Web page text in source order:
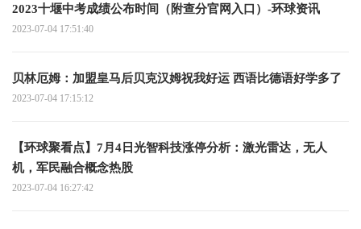
2023十堰中考成绩公布时间（附查分官网入口）-环球资讯
2023-07-04 17:51:40
贝林厄姆：加盟皇马后贝克汉姆祝我好运 西语比德语好学多了
2023-07-04 17:15:12
【环球聚看点】7月4日光智科技涨停分析：激光雷达，无人
机，军民融合概念热股
2023-07-04 16:27:42